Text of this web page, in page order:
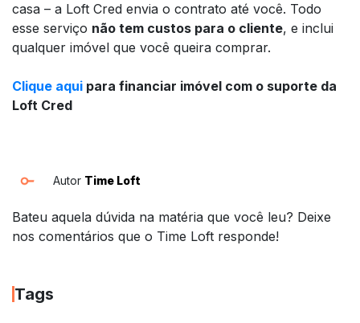
casa – a Loft Cred envia o contrato até você. Todo
esse serviço não tem custos para o cliente, e inclui
qualquer imóvel que você queira comprar.
Clique aqui para financiar imóvel com o suporte da
Loft Cred
Autor Time Loft
Bateu aquela dúvida na matéria que você leu? Deixe
nos comentários que o Time Loft responde!
Tags